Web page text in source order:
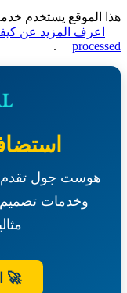
يستخدم خدمة
المزيد عن كيفية
.
هوست جول تقدم لك
وخدمات تصميم
مثالية
🚀